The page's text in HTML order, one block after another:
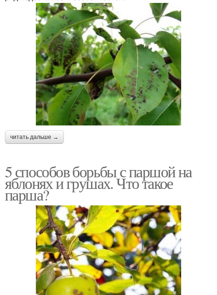
читать дальше →
5 способов борьбы с паршой на
яблонях и грушах. Что такое
парша?